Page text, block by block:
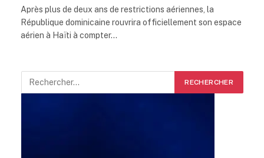
Après plus de deux ans de restrictions aériennes, la
République dominicaine rouvrira officiellement son espace
aérien à Haïti à compter…